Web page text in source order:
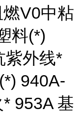
V0中粘
料(*)
紫外线*
940A-
953A 基